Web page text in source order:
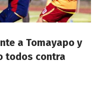
a Tomayapo y
todos contra